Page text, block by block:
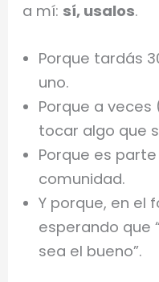
a mí: sí, usalos.
Porque tardás
uno.
Porque a
tocar algo que
Porque es
comunidad.
Y porque, en el
esperando que
sea el bueno”.